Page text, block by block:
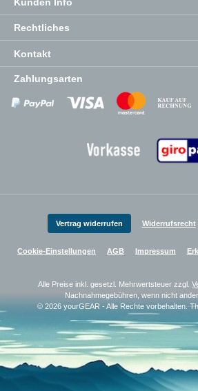
Rechtliches
Kontakt
Zahlungsarten
Zahlungsanbieter
Vertrag widerrufen Widerrufsrecht
Cookie-Einstellungen AGB Impressum
Alle Preise inkl. gesetzl. Mehrwertsteuer zzgl.
Nachnahmegebühren, wenn nicht
© 2026 yourGEAR - Alle Rechte vorbehalten.